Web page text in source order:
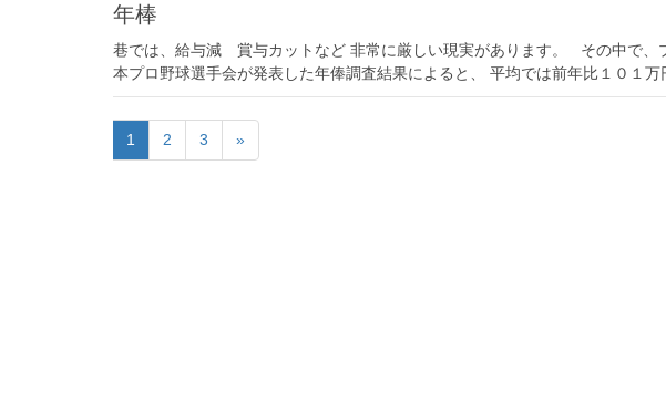
年棒
巷では、給与減 賞与カットなど 非常に厳しい現実があります。 その中で、
本プロ野球選手会が発表した年俸調査結果によると、 平均では前年比１０１
1 2 3 »